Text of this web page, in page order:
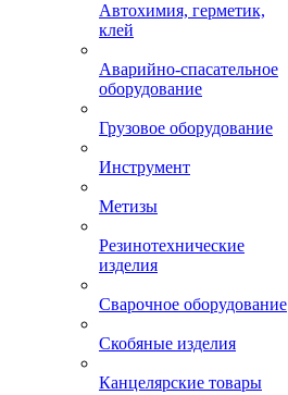
Автохимия, герметик,
клей
Аварийно-спасательное
оборудование
Грузовое оборудование
Инструмент
Метизы
Резинотехнические
изделия
Сварочное оборудование
Скобяные изделия
Канцелярские товары